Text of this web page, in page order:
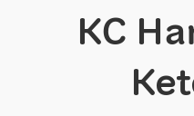
KC